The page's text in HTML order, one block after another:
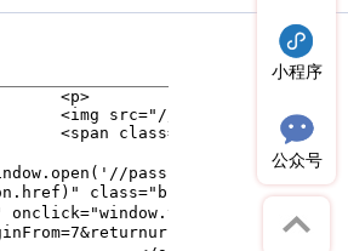
小程序
公众号